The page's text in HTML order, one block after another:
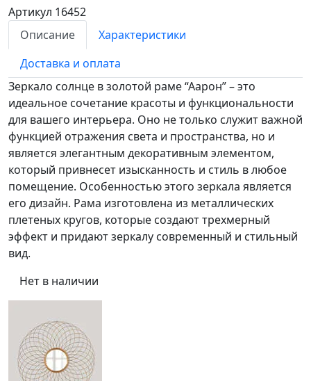
Артикул 16452
Описание
Характеристики
Доставка и оплата
Зеркало солнце в золотой раме “Аарон” – это
идеальное сочетание красоты и функциональности
для вашего интерьера. Оно не только служит важной
функцией отражения света и пространства, но и
является элегантным декоративным элементом,
который привнесет изысканность и стиль в любое
помещение. Особенностью этого зеркала является
его дизайн. Рама изготовлена из металлических
плетеных кругов, которые создают трехмерный
эффект и придают зеркалу современный и стильный
вид.
Нет в наличии